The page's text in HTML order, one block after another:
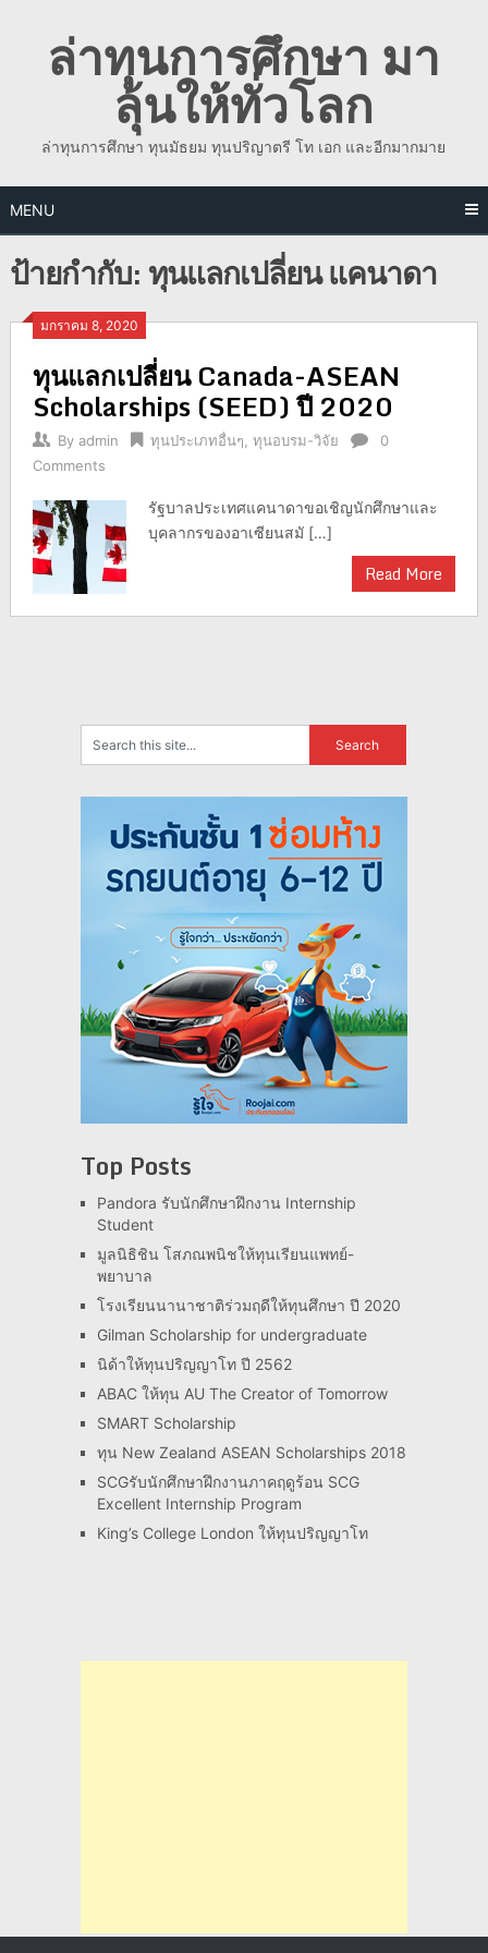
contentล่าทุนการศึกษา มา
ลุ้นให้ทั่วโลก
ล่าทุนการศึกษา ทุนมัธยม ทุนปริญาตรี โท เอก และอีกมากมาย
MENU
ป้ายกำกับ:ทุนแลกเปลี่ยน แคนาดา
มกราคม 8, 2020
ทุนแลกเปลี่ยน Canada-ASEAN
Scholarships (SEED) ปี 2020
By admin ทุนประเภทอื่นๆ ทุนอบรม-วิจัย
0
Comments
รัฐบาลประเทศแคนาดาขอเชิญนักศึกษาและ
บุคลากรของอาเซียนสมั […]
Read More
Top Posts
Pandora รับนักศึกษาฝึกงาน Internship
Student
มูลนิธิชิน โสภณพนิชให้ทุนเรียนแพทย์-
พยาบาล
โรงเรียนนานาชาติร่วมฤดีให้ทุนศึกษา ปี 2020
Gilman Scholarship for undergraduate
นิด้าให้ทุนปริญญาโท ปี 2562
ABAC ให้ทุน AU The Creator of Tomorrow
SMART Scholarship
ทุน New Zealand ASEAN Scholarships 2018
SCGรับนักศึกษาฝึกงานภาคฤดูร้อน SCG
Excellent Internship Program
King’s College London ให้ทุนปริญญาโท